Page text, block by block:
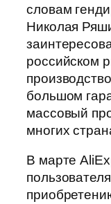
словам
Николая
российском
большом
массовый
многих
В марте